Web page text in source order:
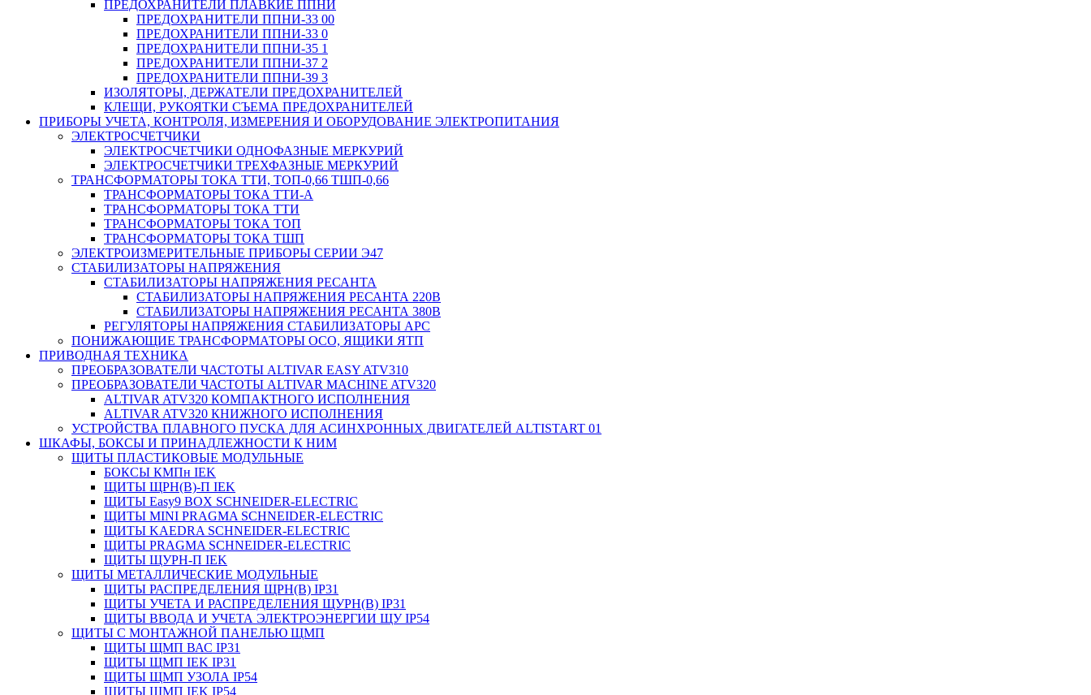
ПРЕДОХРАНИТЕЛИ ПЛАВКИЕ ППНИ
ПРЕДОХРАНИТЕЛИ ППНИ-33 00
ПРЕДОХРАНИТЕЛИ ППНИ-33 0
ПРЕДОХРАНИТЕЛИ ППНИ-35 1
ПРЕДОХРАНИТЕЛИ ППНИ-37 2
ПРЕДОХРАНИТЕЛИ ППНИ-39 3
ИЗОЛЯТОРЫ, ДЕРЖАТЕЛИ ПРЕДОХРАНИТЕЛЕЙ
КЛЕЩИ, РУКОЯТКИ СЪЕМА ПРЕДОХРАНИТЕЛЕЙ
ПРИБОРЫ УЧЕТА, КОНТРОЛЯ, ИЗМЕРЕНИЯ И ОБОРУДОВАНИЕ ЭЛЕКТРОПИТАНИЯ
ЭЛЕКТРОСЧЕТЧИКИ
ЭЛЕКТРОСЧЕТЧИКИ ОДНОФАЗНЫЕ МЕРКУРИЙ
ЭЛЕКТРОСЧЕТЧИКИ ТРЕХФАЗНЫЕ МЕРКУРИЙ
ТРАНСФОРМАТОРЫ ТОКА ТТИ, ТОП-0,66 ТШП-0,66
ТРАНСФОРМАТОРЫ ТОКА ТТИ-А
ТРАНСФОРМАТОРЫ ТОКА ТТИ
ТРАНСФОРМАТОРЫ ТОКА ТОП
ТРАНСФОРМАТОРЫ ТОКА ТШП
ЭЛЕКТРОИЗМЕРИТЕЛЬНЫЕ ПРИБОРЫ СЕРИИ Э47
СТАБИЛИЗАТОРЫ НАПРЯЖЕНИЯ
СТАБИЛИЗАТОРЫ НАПРЯЖЕНИЯ РЕСАНТА
СТАБИЛИЗАТОРЫ НАПРЯЖЕНИЯ РЕСАНТА 220В
СТАБИЛИЗАТОРЫ НАПРЯЖЕНИЯ РЕСАНТА 380В
РЕГУЛЯТОРЫ НАПРЯЖЕНИЯ СТАБИЛИЗАТОРЫ APC
ПОНИЖАЮЩИЕ ТРАНСФОРМАТОРЫ ОСО, ЯЩИКИ ЯТП
ПРИВОДНАЯ ТЕХНИКА
ПРЕОБРАЗОВАТЕЛИ ЧАСТОТЫ ALTIVAR EASY ATV310
ПРЕОБРАЗОВАТЕЛИ ЧАСТОТЫ ALTIVAR MACHINE ATV320
ALTIVAR ATV320 КОМПАКТНОГО ИСПОЛНЕНИЯ
ALTIVAR ATV320 КНИЖНОГО ИСПОЛНЕНИЯ
УСТРОЙСТВА ПЛАВНОГО ПУСКА ДЛЯ АСИНХРОННЫХ ДВИГАТЕЛЕЙ ALTISTART 01
ШКАФЫ, БОКСЫ И ПРИНАДЛЕЖНОСТИ К НИМ
ЩИТЫ ПЛАСТИКОВЫЕ МОДУЛЬНЫЕ
БОКСЫ КМПн IEK
ЩИТЫ ЩРН(В)-П IEK
ЩИТЫ Easy9 BOX SCHNEIDER-ELECTRIC
ЩИТЫ MINI PRAGMA SCHNEIDER-ELECTRIC
ЩИТЫ KAEDRA SCHNEIDER-ELECTRIC
ЩИТЫ PRAGMA SCHNEIDER-ELECTRIC
ЩИТЫ ЩУРН-П IEK
ЩИТЫ МЕТАЛЛИЧЕСКИЕ МОДУЛЬНЫЕ
ЩИТЫ РАСПРЕДЕЛЕНИЯ ЩРН(В) IP31
ЩИТЫ УЧЕТА И РАСПРЕДЕЛЕНИЯ ЩУРН(В) IP31
ЩИТЫ ВВОДА И УЧЕТА ЭЛЕКТРОЭНЕРГИИ ЩУ IP54
ЩИТЫ С МОНТАЖНОЙ ПАНЕЛЬЮ ЩМП
ЩИТЫ ЩМП ВАС IP31
ЩИТЫ ЩМП IEK IP31
ЩИТЫ ЩМП УЗОЛА IP54
ЩИТЫ ЩМП IEK IP54